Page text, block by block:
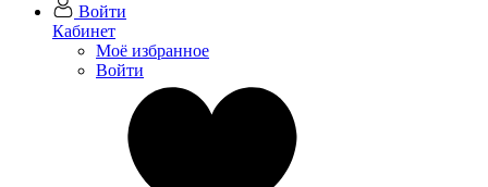
Войти
Кабинет
Моё избранное
Войти